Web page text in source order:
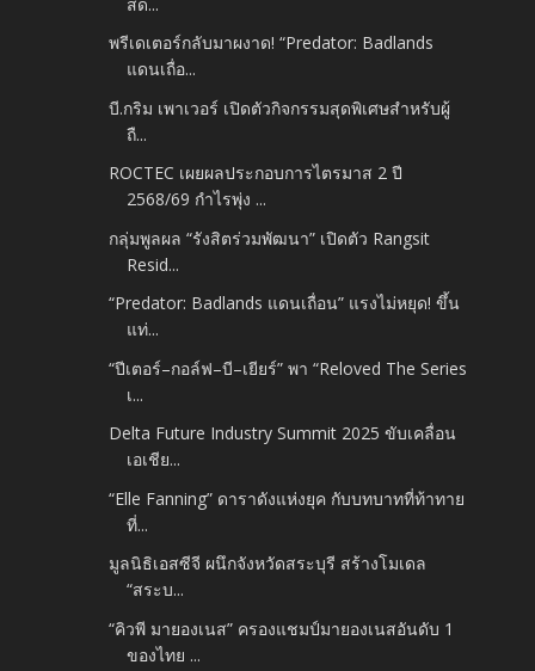
พรีเดเตอร์กลับมาผงาด! “Predator: Badlands
แดนเถื่อ...
บี.กริม เพาเวอร์ เปิดตัวกิจกรรมสุดพิเศษสำหรับผู้
ถื...
ROCTEC เผยผลประกอบการไตรมาส 2 ปี
2568/69 กำไรพุ่ง ...
กลุ่มพูลผล “รังสิตร่วมพัฒนา” เปิดตัว Rangsit
Resid...
“Predator: Badlands แดนเถื่อน” แรงไม่หยุด! ขึ้น
แท่...
“ปีเตอร์–กอล์ฟ–บี–เยียร์” พา “Reloved The Series
เ...
Delta Future Industry Summit 2025 ขับเคลื่อน
เอเชีย...
“Elle Fanning” ดาราดังแห่งยุค กับบทบาทที่ท้าทาย
ที่...
มูลนิธิเอสซีจี ผนึกจังหวัดสระบุรี สร้างโมเดล
“สระบ...
“คิวพี มายองเนส” ครองแชมป์มายองเนสอันดับ 1
ของไทย ...